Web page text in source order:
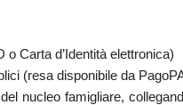
Carta d’Identità elettronica)
(resa disponibile da
nucleo famigliare,